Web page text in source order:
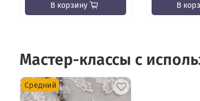
В корзину В
Мастер-классы с
Средний